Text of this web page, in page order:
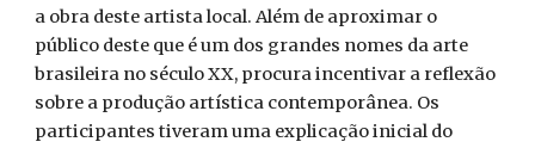
a obra deste artista local. Além de aproximar o
público deste que é um dos grandes nomes da arte
brasileira no século XX, procura incentivar a reflexão
sobre a produção artística contemporânea. Os
participantes tiveram uma explicação inicial do